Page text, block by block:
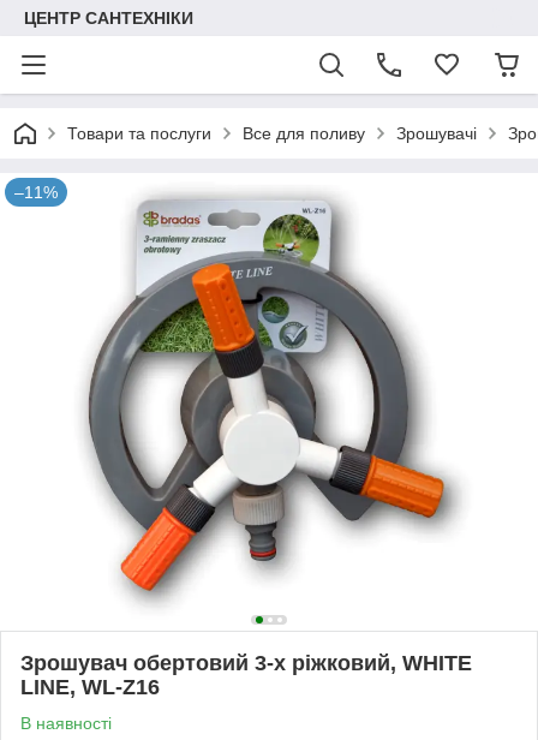
ЦЕНТР САНТЕХНІКИ
Товари та послуги Все для поливу Зрошувачі
–11%
Зрошувач обертовий 3-х ріжковий, WHITE
LINE, WL-Z16
В наявності